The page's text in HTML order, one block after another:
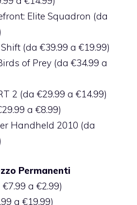
Elite Squadron (da
(da €39.99 a €19.99)
of Prey (da €34.99 a
2 (da €29.99 a €14.99)
a €8.99)
Handheld 2010 (da
Permanenti
a €2.99)
a €19.99)